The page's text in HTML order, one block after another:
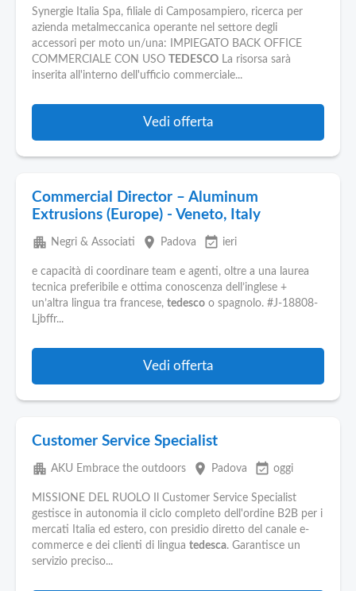
Pubblica
Offerte
Area
Synergie Italia Spa, filiale di Camposampiero, ricerca per
azienda metalmeccanica operante nel settore degli
accessori per moto un/una: IMPIEGATO BACK OFFICE
COMMERCIALE CON USO
TEDESCO La risorsa sarà
inserita all'interno dell'ufficio commerciale...
Vedi offerta
Commercial Director – Aluminum
Extrusions (Europe) - Veneto, Italy
apartment Negri & Associati place Padova event_available ieri
e capacità di coordinare team e agenti, oltre a una laurea
tecnica preferibile e ottima conoscenza dell’inglese +
un’altra lingua tra francese, tedesco o spagnolo. #J-18808-
Ljbffr...
Vedi offerta
Customer Service Specialist
apartment AKU Embrace the outdoors place Padova event_available oggi
MISSIONE DEL RUOLO Il Customer Service Specialist
gestisce in autonomia il ciclo completo dell'ordine B2B per i
mercati Italia ed estero, con presidio diretto del canale e-
commerce e dei clienti di lingua tedesca. Garantisce un
servizio preciso...